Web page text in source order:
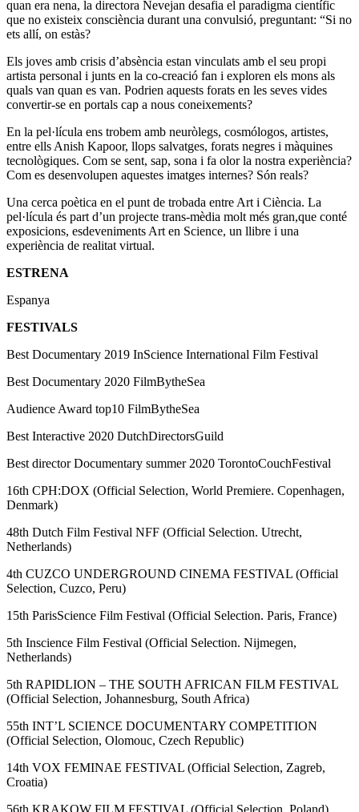
quan era nena, la directora Nevejan desafia el paradigma científic
que no existeix consciència durant una convulsió, preguntant: “Si no
ets allí, on estàs?
Els joves amb crisis d’absència estan vinculats amb el seu propi
artista personal i junts en la co-creació fan i exploren els mons als
quals van quan es van. Podrien aquests forats en les seves vides
convertir-se en portals cap a nous coneixements?
En la pel·lícula ens trobem amb neuròlegs, cosmólogos, artistes,
entre ells Anish Kapoor, llops salvatges, forats negres i màquines
tecnològiques. Com se sent, sap, sona i fa olor la nostra experiència?
Com es desenvolupen aquestes imatges internes? Són reals?
Una cerca poètica en el punt de trobada entre Art i Ciència. La
pel·lícula és part d’un projecte trans-mèdia molt més gran,que conté
exposicions, esdeveniments Art en Science, un llibre i una
experiència de realitat virtual.
ESTRENA
Espanya
FESTIVALS
Best Documentary 2019 InScience International Film Festival
Best Documentary 2020 FilmBytheSea
Audience Award top10 FilmBytheSea
Best Interactive 2020 DutchDirectorsGuild
Best director Documentary summer 2020 TorontoCouchFestival
16th CPH:DOX (Official Selection, World Premiere. Copenhagen,
Denmark)
48th Dutch Film Festival NFF (Official Selection. Utrecht,
Netherlands)
4th CUZCO UNDERGROUND CINEMA FESTIVAL (Official
Selection, Cuzco, Peru)
15th ParisScience Film Festival (Official Selection. Paris, France)
5th Inscience Film Festival (Official Selection. Nijmegen,
Netherlands)
5th RAPIDLION – THE SOUTH AFRICAN FILM FESTIVAL
(Official Selection, Johannesburg, South Africa)
55th INT’L SCIENCE DOCUMENTARY COMPETITION
(Official Selection, Olomouc, Czech Republic)
14th VOX FEMINAE FESTIVAL (Official Selection, Zagreb,
Croatia)
56th KRAKOW FILM FESTIVAL (Official Selection, Poland)